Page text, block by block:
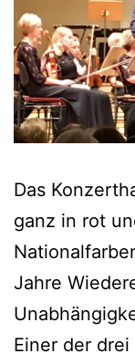
Das
ganz in rot
Jahre
Einer der